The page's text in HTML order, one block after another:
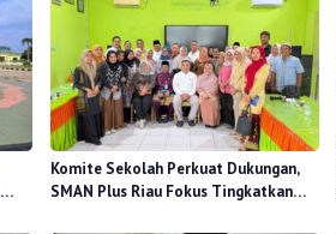
Komite Sekolah Perkuat Dukungan,
SMAN Plus Riau Fokus Tingkatkan